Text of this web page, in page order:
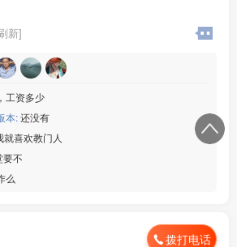
新]
工资多少
本:还没有
喜欢教门人
要不
么
拨打电话